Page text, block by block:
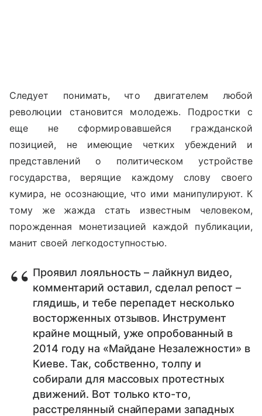
Следует понимать, что двигателем любой
революции становится молодежь. Подростки с
еще не сформировавшейся гражданской
позицией, не имеющие четких убеждений и
представлений о политическом устройстве
государства, верящие каждому слову своего
кумира, не осознающие, что ими манипулируют. К
тому же жажда стать известным человеком,
порожденная монетизацией каждой публикации,
манит своей легкодоступностью.
Проявил лояльность – лайкнул видео,
комментарий оставил, сделал репост –
глядишь, и тебе перепадет несколько
восторженных отзывов. Инструмент
крайне мощный, уже опробованный в
2014 году на «Майдане Незалежности» в
Киеве. Так, собственно, толпу и
собирали для массовых протестных
движений. Вот только кто-то,
расстрелянный снайперами западных